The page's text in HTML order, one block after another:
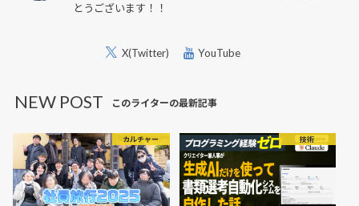
とうございます！！
X(Twitter) YouTube
NEW POST このライターの最新記事
カルチャー 技術